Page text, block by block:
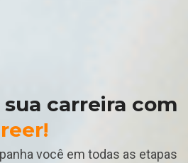
carreira com
você em todas as etapas